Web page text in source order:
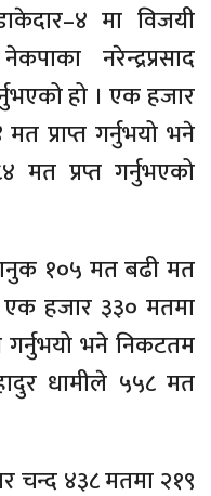
मा विजयी
नरेन्द्रप्रसाद
हो । एक हजार
प्राप्त गर्नुभयो भने
मत प्रप्त गर्नुभएको
१०५ मत बढी मत
हजार ३३० मतमा
गर्नुभयो भने निकटतम
धामीले ५५८ मत
चन्द ४३८ मतमा २१९